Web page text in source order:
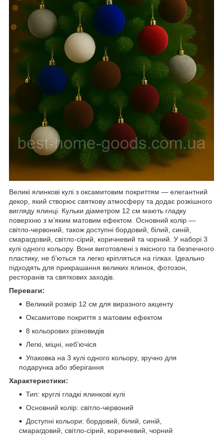
Великі ялинкові кулі з оксамитовим покриттям — елегантний
декор, який створює святкову атмосферу та додає розкішного
вигляду ялинці. Кульки діаметром 12 см мають гладку
поверхню з м’яким матовим ефектом. Основний колір —
світло-червоний, також доступні бордовий, білий, синій,
смарагдовий, світло-сірий, коричневий та чорний. У наборі 3
кулі одного кольору. Вони виготовлені з якісного та безпечного
пластику, не б’ються та легко кріпляться на гілках. Ідеально
підходять для прикрашання великих ялинок, фотозон,
ресторанів та святкових заходів.
Переваги:
Великий розмір 12 см для виразного акценту
Оксамитове покриття з матовим ефектом
8 кольорових різновидів
Легкі, міцні, неб’ючіся
Упаковка на 3 кулі одного кольору, зручно для
подарунка або зберігання
Характеристики:
Тип: круглі гладкі ялинкові кулі
Основний колір: світло-червоний
Доступні кольори: бордовий, білий, синій,
смарагдовий, світло-сірий, коричневий, чорний